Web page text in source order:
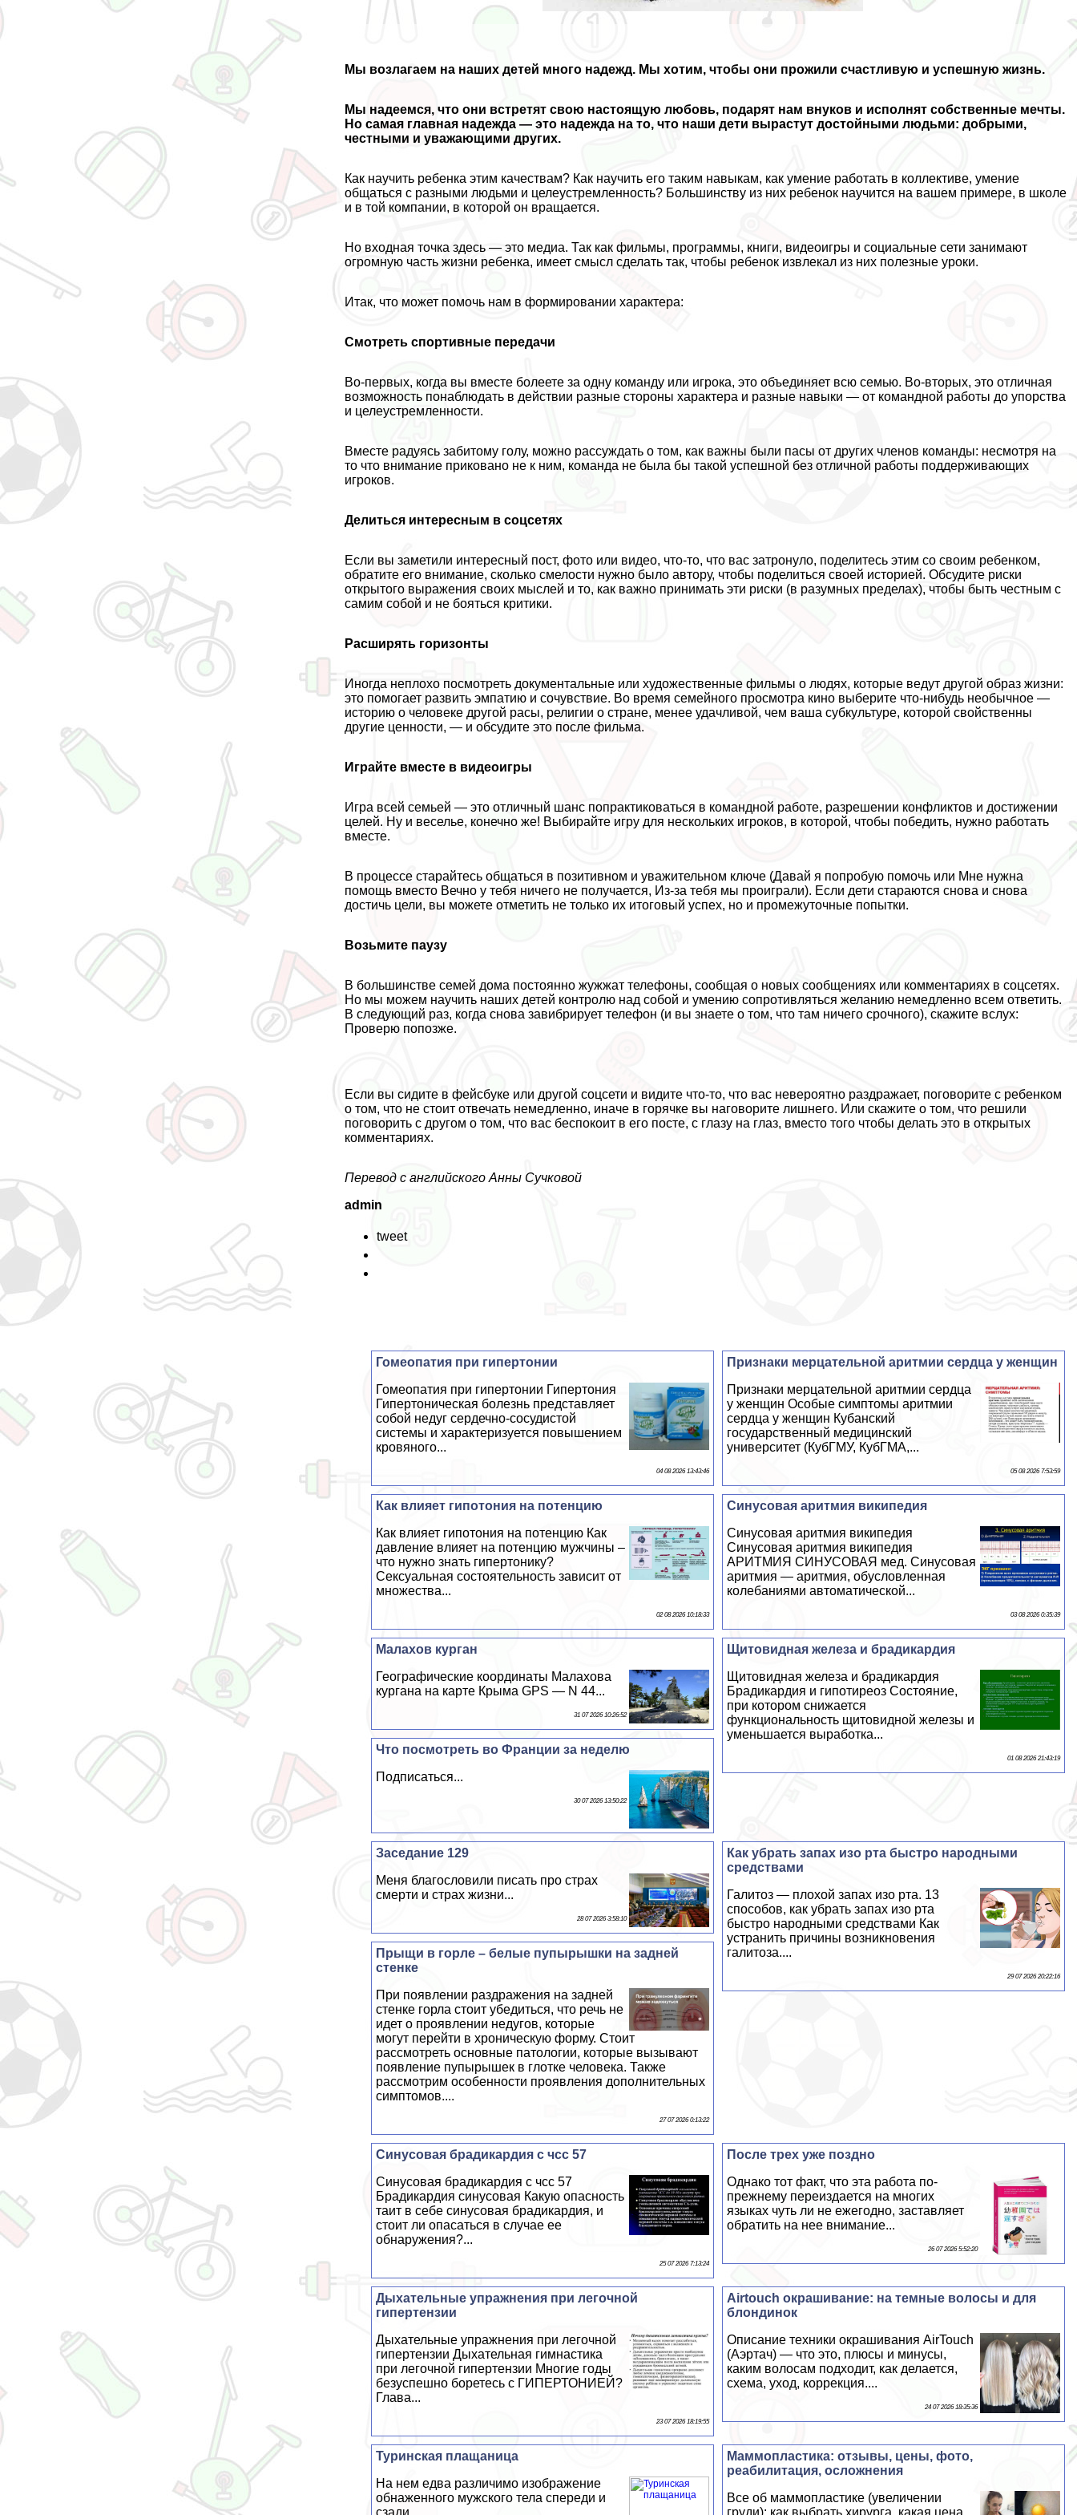
Мы возлагаем на наших детей много надежд. Мы хотим, чтобы они прожили счастливую и успешную жизнь.
Мы надеемся, что они встретят свою настоящую любовь, подарят нам внуков и исполнят собственные мечты.
Но самая главная надежда — это надежда на то, что наши дети вырастут достойными людьми: добрыми,
честными и уважающими других.
Как научить ребенка этим качествам? Как научить его таким навыкам, как умение работать в коллективе, умение
общаться с разными людьми и целеустремленность? Большинству из них ребенок научится на вашем примере, в школе
и в той компании, в которой он вращается.
Но входная точка здесь — это медиа. Так как фильмы, программы, книги, видеоигры и социальные сети занимают
огромную часть жизни ребенка, имеет смысл сделать так, чтобы ребенок извлекал из них полезные уроки.
Итак, что может помочь нам в формировании хаpaктера:
Смотреть спортивные передачи
Во-первых, когда вы вместе болеете за одну комaнду или игрока, это объединяет всю семью. Во-вторых, это отличная
возможность понаблюдать в действии разные стороны хаpaктера и разные навыки — от комaндной работы до упорства
и целеустремленности.
Вместе радуясь забитому голу, можно рассуждать о том, как важны были пасы от других члeнов комaнды: несмотря на
то что внимание приковано не к ним, комaнда не была бы такой успешной без отличной работы поддерживающих
игроков.
Делиться интересным в соцсетях
Если вы заметили интересный пост, фото или видео, что-то, что вас затронуло, поделитесь этим со своим ребенком,
обратите его внимание, сколько смелости нужно было автору, чтобы поделиться своей историей. Обсудите риски
открытого выражения своих мыслей и то, как важно принимать эти риски (в разумных пределах), чтобы быть честным с
самим собой и не бояться критики.
Расширять горизонты
Иногда неплохо посмотреть документальные или художественные фильмы о людях, которые ведут другой образ жизни:
это помогает развить эмпатию и сочувствие. Во время семейного просмотра кино выберите что-нибудь необычное —
историю о человеке другой расы, религии о стране, менее удачливой, чем ваша субкультуре, которой свойственны
другие ценности, — и обсудите это после фильма.
Играйте вместе в видеоигры
Игра всей семьей — это отличный шанс попpaктиковаться в комaндной работе, разрешении конфликтов и достижении
целей. Ну и веселье, конечно же! Выбирайте игру для нескольких игроков, в которой, чтобы победить, нужно работать
вместе.
В процессе старайтесь общаться в позитивном и уважительном ключе (Давай я попробую помочь или Мне нужна
помощь вместо Вечно у тебя ничего не получается, Из-за тебя мы проиграли). Если дети стараются снова и снова
достичь цели, вы можете отметить не только их итоговый успех, но и промежуточные попытки.
Возьмите паузу
В большинстве семей дома постоянно жужжат телефоны, сообщая о новых сообщениях или комментариях в соцсетях.
Но мы можем научить наших детей контролю над собой и умению сопротивляться желанию немедленно всем ответить.
В следующий раз, когда снова завибрирует телефон (и вы знаете о том, что там ничего срочного), скажите вслух:
Проверю попозже.
Если вы сидите в фейсбуке или другой соцсети и видите что-то, что вас невероятно раздражает, поговорите с ребенком
о том, что не стоит отвечать немедленно, иначе в горячке вы наговорите лишнего. Или скажите о том, что решили
поговорить с другом о том, что вас беспокоит в его посте, с глазу на глаз, вместо того чтобы делать это в открытых
комментариях.
Перевод с английского Анны Cyчковой
admin
tweet
Признаки мерцательной аритмии сердца у женщин
Признаки мерцательной аритмии сердца
у женщин Особые симптомы аритмии
сердца у женщин Кубанский
государственный медицинский
университет (КубГМУ, КубГМА,...
05 08 2026 7:53:59
Гомеопатия при гипертонии
Гомеопатия при гипертонии Гипертония
Гипертоническая болезнь представляет
собой недуг сердечно-сосудистой
системы и хаpaктеризуется повышением
кровяного...
04 08 2026 13:43:46
Синусовая аритмия википедия
Синусовая аритмия википедия
Синусовая аритмия википедия
АРИТМИЯ СИНУСОВАЯ мед. Синусовая
аритмия — аритмия, обусловленная
колебаниями автоматической...
03 08 2026 0:35:39
Как влияет гипотония на потенцию
Как влияет гипотония на потенцию Как
давление влияет на потенцию мужчины –
что нужно знать гипертонику?
Сeкcуальная состоятельность зависит от
множества...
02 08 2026 10:18:33
Щитовидная железа и брадикардия
Щитовидная железа и брадикардия
Брадикардия и гипотиреоз Состояние,
при котором снижается
функциональность щитовидной железы и
уменьшается выработка...
01 08 2026 21:43:19
Малахов курган
Географические координаты Малахова
кургана на карте Крыма GPS — N 44...
31 07 2026 10:26:52
Что посмотреть во Франции за неделю
Подписаться...
30 07 2026 13:50:22
Как убрать запах изо рта быстро народными
средствами
Галитоз — плохой запах изо рта. 13
способов, как убрать запах изо рта
быстро народными средствами Как
устранить причины возникновения
галитоза....
29 07 2026 20:22:16
Заседание 129
Меня благословили писать про страх
cмepти и страх жизни...
28 07 2026 3:58:10
Прыщи в горле – белые пупырышки на задней
стенке
При появлении раздражения на задней
стенке горла стоит убедиться, что речь не
идет о проявлении недугов, которые
могут перейти в хроническую форму. Стоит
рассмотреть основные патологии, которые вызывают
появление пупырышек в глотке человека. Также
рассмотрим особенности проявления дополнительных
симптомов....
27 07 2026 0:13:22
После трех уже поздно
Однако тот факт, что эта работа по-
прежнему переиздается на многих
языках чуть ли не ежегодно, заставляет
обратить на нее внимание...
26 07 2026 5:52:20
Синусовая брадикардия с чсс 57
Синусовая брадикардия с чсс 57
Брадикардия синусовая Какую опасность
таит в себе синусовая брадикардия, и
стоит ли опасаться в случае ее
обнаружения?...
25 07 2026 7:13:24
Airtouch окрашивание: на темные волосы и для
блондинок
Описание техники окрашивания AirTouch
(Аэртач) — что это, плюсы и минусы,
каким волосам подходит, как делается,
схема, уход, коррекция....
24 07 2026 18:35:36
Дыхательные упражнения при легочной
гипертензии
Дыхательные упражнения при легочной
гипертензии Дыхательная гимнастика
при легочной гипертензии Многие годы
безуспешно боретесь с ГИПЕРТОНИЕЙ?
Глава...
23 07 2026 18:19:55
Маммопластика: отзывы, цены, фото,
реабилитация, осложнения
Все об маммопластике (увеличении
Туринская плащаница
На нем едва различимо изображение
обнаженного мужского тела спереди и